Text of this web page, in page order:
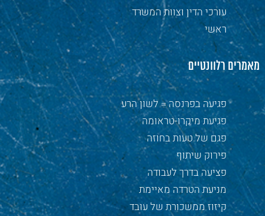
עורכי הדין וצוות המשרד
ראשי
מאמרים רלוונטיים
פגיעה בפרנסה = לשון הרע
פגיעת מיקרו-טראומה
פגם של טעות בחוזה
פירוק שיתוף
פציעה בדרך לעבודה
מניעת הטרדה מאיימת
קיזוז ממשכורת של עובד